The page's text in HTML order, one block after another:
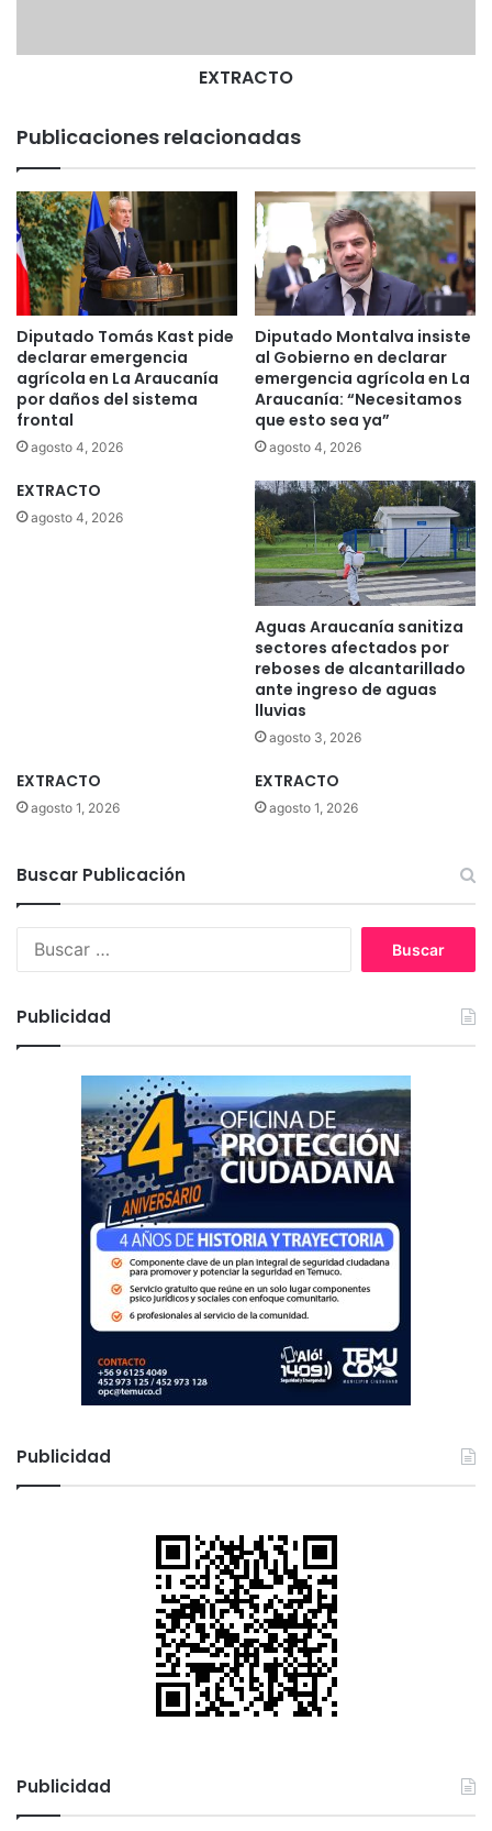
EXTRACTO
Publicaciones relacionadas
Diputado Tomás Kast pide
declarar emergencia
agrícola en La Araucanía
por daños del sistema
frontal
agosto 4, 2026
Diputado Montalva insiste
al Gobierno en declarar
emergencia agrícola en La
Araucanía: “Necesitamos
que esto sea ya”
agosto 4, 2026
EXTRACTO
agosto 4, 2026
Aguas Araucanía sanitiza
sectores afectados por
reboses de alcantarillado
ante ingreso de aguas
lluvias
agosto 3, 2026
EXTRACTO
agosto 1, 2026
EXTRACTO
agosto 1, 2026
Buscar Publicación
:
Publicidad
Publicidad
Publicidad